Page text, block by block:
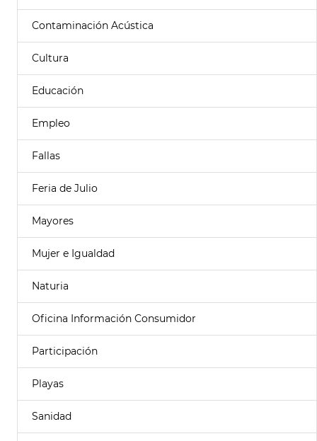
Contaminación Acústica
Cultura
Educación
Empleo
Fallas
Feria de Julio
Mayores
Mujer e Igualdad
Naturia
Oficina Información Consumidor
Participación
Playas
Sanidad